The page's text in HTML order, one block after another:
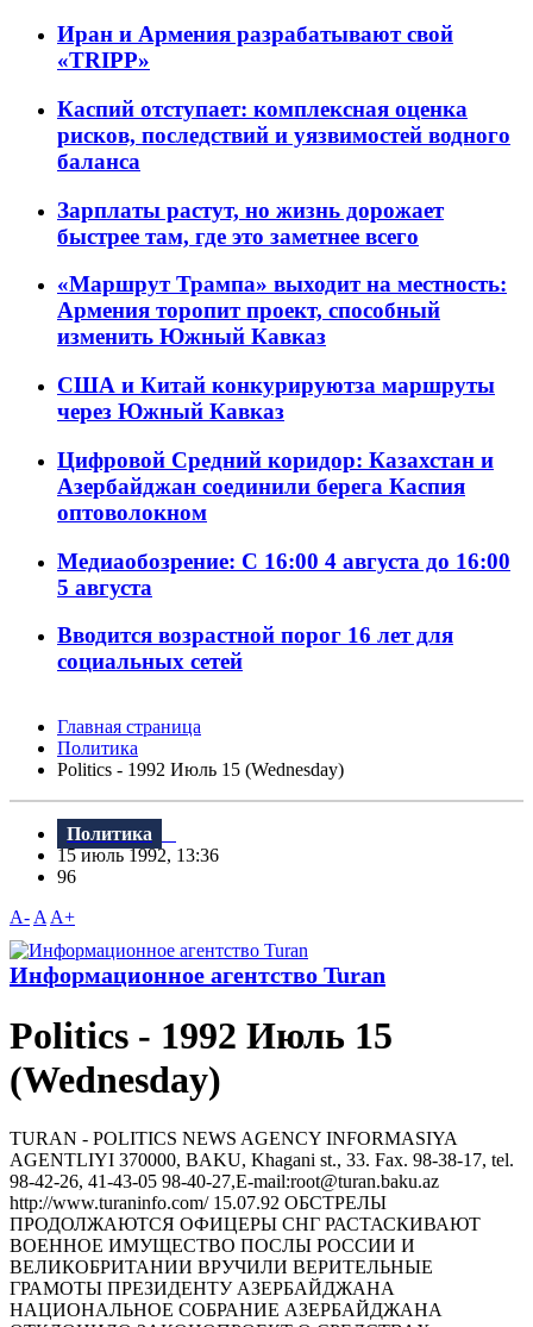
Иран и Армения разрабатывают свой
«TRIPP»
Каспий отступает: комплексная оценка
рисков, последствий и уязвимостей водного
баланса
Зарплаты растут, но жизнь дорожает
быстрее там, где это заметнее всего
«Маршрут Трампа» выходит на местность:
Армения торопит проект, способный
изменить Южный Кавказ
США и Китай конкурируютза маршруты
через Южный Кавказ
Цифровой Средний коридор: Казахстан и
Азербайджан соединили берега Каспия
оптоволокном
Медиаобозрение: С 16:00 4 августа до 16:00
5 августа
Вводится возрастной порог 16 лет для
социальных сетей
Главная страница
Политика
Politics - 1992 Июль 15 (Wednesday)
Политика
15 июль 1992, 13:36
96
A- A A+
Информационное агентство Turan
Politics - 1992 Июль 15
(Wednesday)
TURAN - РOLITICS NEWS AGENCY INFORMASIYA
AGENTLIYI 370000, BAKU, Khagani st., 33. Fax. 98-38-17, tel.
98-42-26, 41-43-05 98-40-27,E-mail:root@turan.baku.az
httр://www.turaninfo.com/ 15.07.92 ОБСТРЕЛЫ
ПРОДОЛЖАЮТСЯ ОФИЦЕРЫ СНГ РАСТАСКИВАЮТ
ВОЕННОЕ ИМУЩЕСТВО ПОСЛЫ РОССИИ И
ВЕЛИКОБРИТАНИИ ВРУЧИЛИ ВЕРИТЕЛЬНЫЕ
ГРАМОТЫ ПРЕЗИДЕНТУ АЗЕРБАЙДЖАНА
НАЦИОНАЛЬНОЕ СОБРАНИЕ АЗЕРБАЙДЖАНА